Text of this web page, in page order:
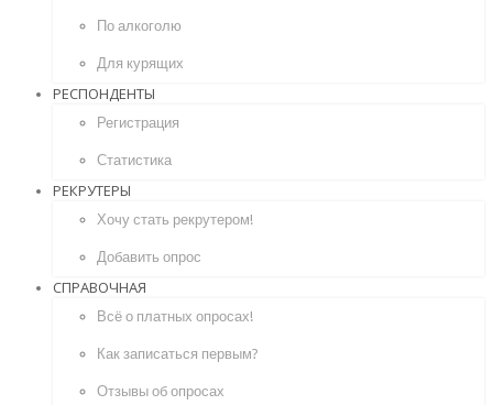
По алкоголю
Для курящих
РЕСПОНДЕНТЫ
Регистрация
Статистика
РЕКРУТЕРЫ
Хочу стать рекрутером!
Добавить опрос
СПРАВОЧНАЯ
Всё о платных опросах!
Как записаться первым?
Отзывы об опросах